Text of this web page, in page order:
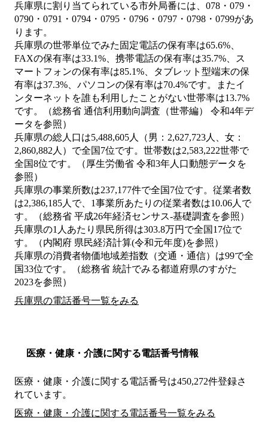
兵庫県に割り当てられている市外局番には、078・079・
0790・0791・0794・0795・0796・0797・0798・0799があ
ります。
兵庫県の世帯単位でみた固定電話の保有率は65.6%、
FAXの保有率は33.1%、携帯電話の保有率は35.7%、ス
マートフォンの保有率は85.1%、タブレット型端末の保
有率は37.3%、パソコンの保有率は70.4%です。またイ
ンターネットを誰も利用したことがない世帯率は13.7%
です。（総務省 通信利用動向調査（世帯編） 令和4年デ
ータを参照）
兵庫県の総人口は5,488,605人（男：2,627,723人、女：
2,860,882人）で全国7位です。世帯数は2,583,222世帯で
全国8位です。（厚生労働省 令和3年人口動態データを
参照）
兵庫県の事業所数は237,177件で全国7位です。従業者数
は2,386,185人で、1事業所あたりの従業者数は10.06人で
す。（総務省 平成26年経済センサス‐基礎調査を参照）
兵庫県の1人あたり県民所得は303.8万円で全国17位で
す。（内閣府 県民経済計算(令和元年度)を参照）
兵庫県の消費者物価地域差指数（交通・通信）は99で全
国33位です。（総務省 統計でみる都道府県のすがた
2023を参照）
兵庫県の電話番号一覧をみる
医療・健康・介護に関する電話番号情報
医療・健康・介護に関する電話番号は450,272件登録さ
れています。
医療・健康・介護に関する電話番号一覧をみる